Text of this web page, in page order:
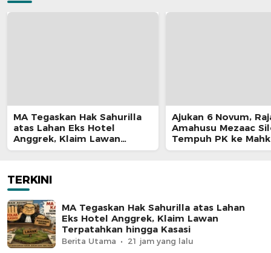
MA Tegaskan Hak Sahurilla
atas Lahan Eks Hotel
Anggrek, Klaim Lawan
Terpatahkan hingga Kasasi
Ajukan 6 Novum,
Amahusu Mezaac
Tempuh PK ke
Agung
TERKINI
MA Tegaskan Hak Sahurilla atas Lahan
Eks Hotel Anggrek, Klaim Lawan
Terpatahkan hingga Kasasi
Berita Utama 21 jam yang lalu